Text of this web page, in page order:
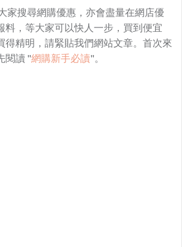
家搜尋網購優惠，亦會盡量在網店優
料，等大家可以快人一步，買到便宜
得精明，請緊貼我們網站文章。首次來
閱讀 "網購新手必讀"。